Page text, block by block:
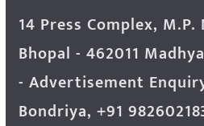
14 Press Complex, M.P.
Bhopal - 462011
- Advertisement
Bondriya, +91